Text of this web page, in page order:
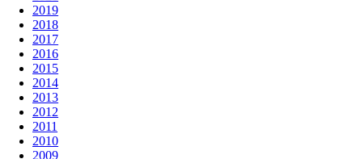
2019
2018
2017
2016
2015
2014
2013
2012
2011
2010
2009